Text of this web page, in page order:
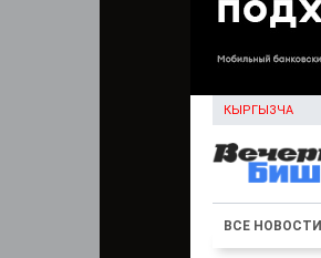
КЫРГЫЗЧА
ВСЕ НОВОСТИ